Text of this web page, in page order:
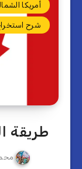
أمريكا
شرح
طريقة